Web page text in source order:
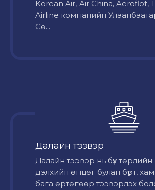
Korean Air, Air China, Aeroflot,
Airline компанийн
Сө...
Далайн тээвэр
Далайн тээвэр нь бүх төрлийн
дэлхийн өнцөг булан бүрт,
бага өртөгөөр тээвэрлэх